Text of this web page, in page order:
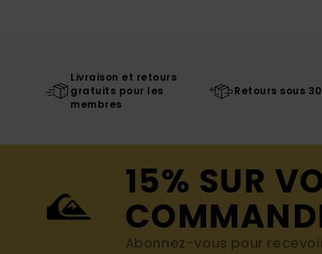
Livraison et retours
gratuits pour les
membres
Retours sous
15% SUR
Abonnez-vous pour